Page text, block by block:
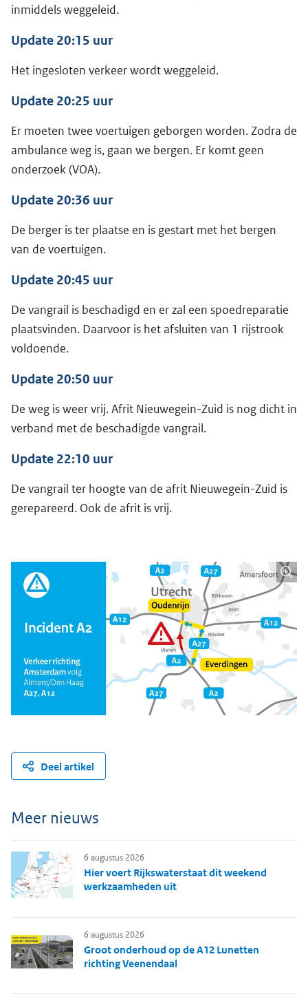
inmiddels weggeleid.
Update 20:15 uur
Het ingesloten verkeer wordt weggeleid.
Update 20:25 uur
Er moeten twee voertuigen geborgen worden. Zodra de
ambulance weg is, gaan we bergen. Er komt geen
onderzoek (VOA).
Update 20:36 uur
De berger is ter plaatse en is gestart met het bergen
van de voertuigen.
Update 20:45 uur
De vangrail is beschadigd en er zal een spoedreparatie
plaatsvinden. Daarvoor is het afsluiten van 1 rijstrook
voldoende.
Update 20:50 uur
De weg is weer vrij. Afrit Nieuwegein-Zuid is nog dicht in
verband met de beschadigde vangrail.
Update 22:10 uur
De vangrail ter hoogte van de afrit Nieuwegein-Zuid is
gerepareerd. Ook de afrit is vrij.
Deel artikel
Meer nieuws
Hier voert Rijkswaterstaat dit weekend
werkzaamheden uit
6 augustus 2026
Groot onderhoud op de A12 Lunetten
richting Veenendaal
6 augustus 2026